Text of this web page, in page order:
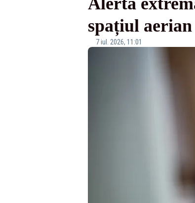
spațiul aerian
7 iul. 2026, 11:01